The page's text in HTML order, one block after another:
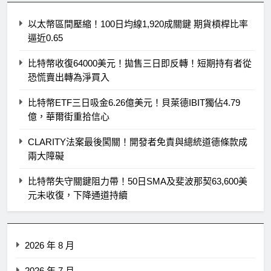
以太幣區間壓縮！100日均線1,920成關鍵 期貨槓桿比率
逼近0.65
比特幣收復64000美元！拋售三日即反轉！短期持有者從
恐慌賣出轉為淨買入
比特幣ETF三日吸金6.26億美元！貝萊德IBIT獨佔4.79
億，華爾街重拾信心
CLARITY法案最後闖關！開發者免責與總統道德條款成
兩大障礙
比特幣失守關鍵阻力帶！50日SMA及斐波那契63,600美
元未收復，下降通道持續
2026 年 8 月